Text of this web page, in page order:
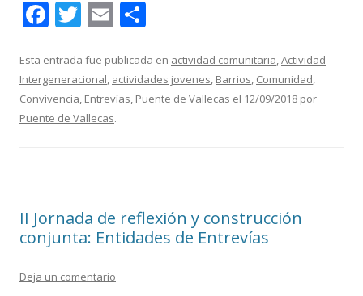
F
e
b
o
T
itt
er
E
ai
l
m
p
Esta entrada fue publicada en actividad comunitaria,Actividad
Intergeneracional, actividades jovenes, Barrios, Comunidad,
Convivencia, Entrevías, Puente de Vallecas el 12/09/2018 por
Puente de Vallecas.
II Jornada de reflexión y construcción
conjunta: Entidades de Entrevías
Deja un comentario